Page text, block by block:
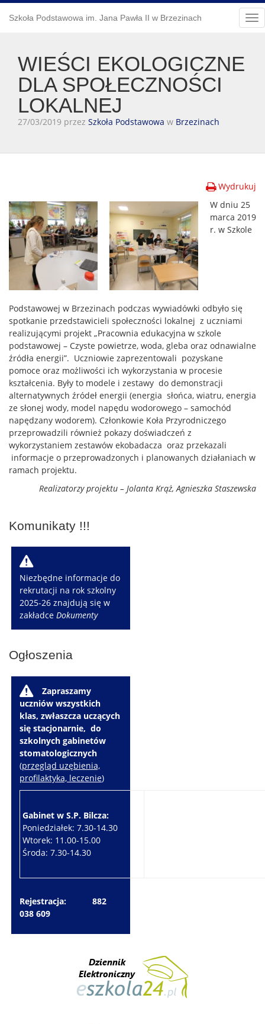
Szkoła Podstawowa im. Jana Pawła II w Brzezinach
WIEŚCI EKOLOGICZNE
DLA SPOŁECZNOŚCI
LOKALNEJ
27/03/2019 przez Szkoła Podstawowa w Brzezinach
Wydrukuj
W dniu 25
marca 2019
r. w Szkole
Podstawowej w Brzezinach podczas wywiadówki odbyło się
spotkanie przedstawicieli społeczności lokalnej z uczniami
realizującymi projekt „Pracownia edukacyjna w szkole
podstawowej – Czyste powietrze, woda, gleba oraz odnawialne
źródła energii”. Uczniowie zaprezentowali pozyskane
pomoce oraz możliwości ich wykorzystania w procesie
kształcenia. Były to modele i zestawy do demonstracji
alternatywnych źródeł energii (energia słońca, wiatru, energia
ze słonej wody, model napędu wodorowego – samochód
napędzany wodorem). Członkowie Koła Przyrodniczego
przeprowadzili również pokazy doświadczeń z
wykorzystaniem zestawów ekobadacza oraz przekazali
informacje o przeprowadzonych i planowanych działaniach w
ramach projektu.
Realizatorzy projektu – Jolanta Krąż, Agnieszka Staszewska
Komunikaty !!!
W
Niezbędne informacje do
rekrutacji na rok szkolny
2025-26 znajdują się w
zakładceDokumenty
Ogłoszenia
W
Zapraszamy
uczniów wszystkich
klas, zwłaszcza uczących
się stacjonarnie, do
szkolnych gabinetów
stomatologicznych
(przegląd uzębienia,
profilaktyka, leczenie)
Gabinet w S.P. Bilcza:
Poniedziałek: 7.30-14.30
Wtorek: 11.00-15.00
Środa: 7.30-14.30
Rejestracja: 882
038 609